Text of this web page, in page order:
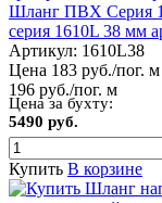
Шланг ПВХ Серия
серия 1610L 38 мм
Артикул: 1610L38
Цена 183 руб./пог. м
196 руб./пог. м
Цена за бухту:
5490 руб.
Купить В корзине